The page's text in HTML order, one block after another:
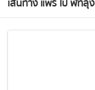
เส้นทาง แพร่ ไป พัทลุง